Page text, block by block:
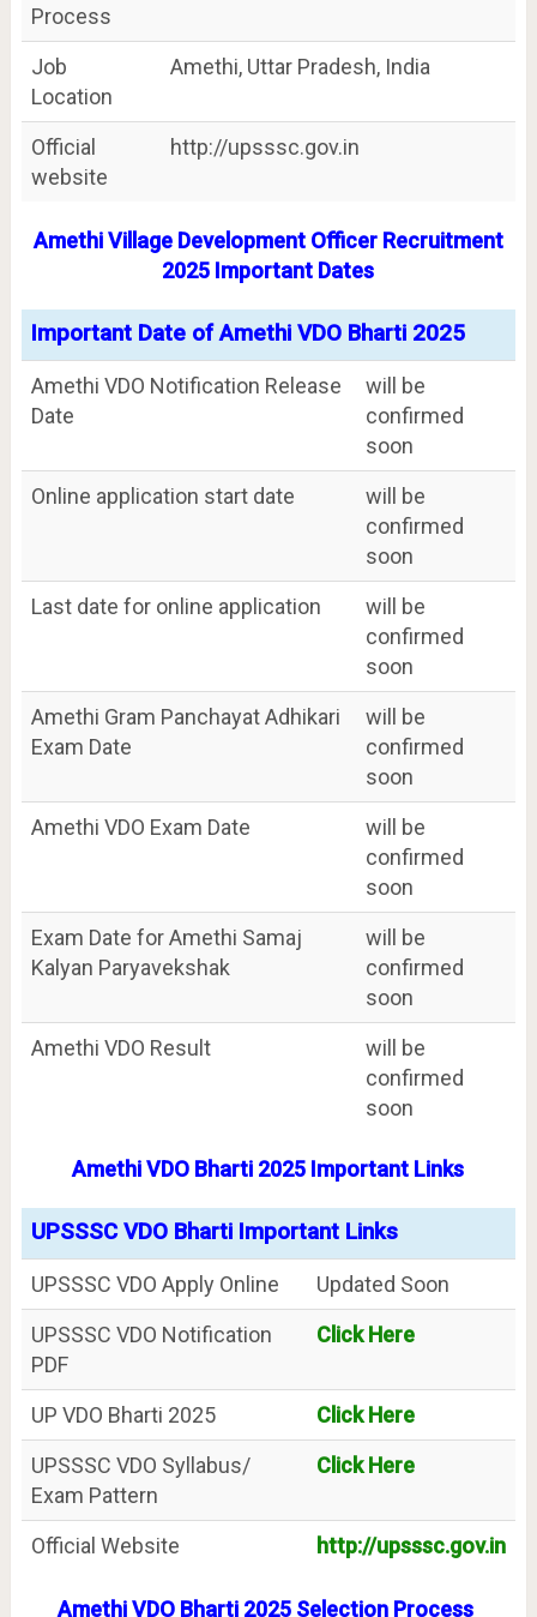
Process
Job
Location
Amethi, Uttar Pradesh, India
Official
website
http://upsssc.gov.in
Amethi Village Development Officer Recruitment
2025 Important Dates
Important Date of Amethi VDO Bharti 2025
Amethi VDO Notification Release
Date
will be
confirmed
soon
Online application start date
will be
confirmed
soon
Last date for online application
will be
confirmed
soon
Amethi Gram Panchayat Adhikari
Exam Date
will be
confirmed
soon
Amethi VDO Exam Date
will be
confirmed
soon
Exam Date for Amethi Samaj
Kalyan Paryavekshak
will be
confirmed
soon
Amethi VDO Result
will be
confirmed
soon
Amethi VDO Bharti 2025 Important Links
UPSSSC VDO Bharti Important Links
UPSSSC VDO Apply Online
Updated Soon
UPSSSC VDO Notification
PDF
Click Here
UP VDO Bharti 2025
Click Here
UPSSSC VDO Syllabus/
Exam Pattern
Click Here
Official Website http://upsssc.gov.in
Amethi VDO Bharti 2025 Selection Process